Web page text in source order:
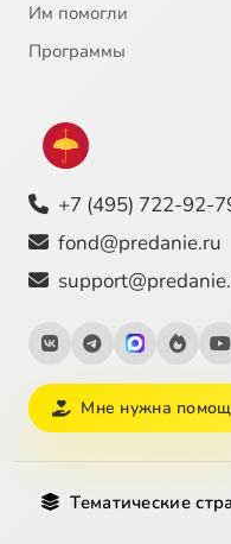
Им помогли
Программы
+7 (495) 722-92-
fond@predanie.ru
Мне нужна
Тематические